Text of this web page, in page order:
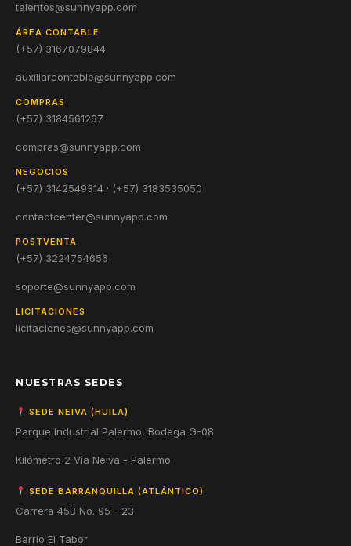
talentos@sunnyapp.com
ÁREA CONTABLE
(+57) 3167079844
auxiliarcontable@sunnyapp.com
COMPRAS
(+57) 3184561267
compras@sunnyapp.com
NEGOCIOS
(+57) 3142549314 · (+57) 3183535050
contactcenter@sunnyapp.com
POSTVENTA
(+57) 3224754656
soporte@sunnyapp.com
LICITACIONES
licitaciones@sunnyapp.com
NUESTRAS SEDES
SEDE NEIVA (HUILA)
Parque Industrial Palermo, Bodega G-08
Kilómetro 2 Vía Neiva - Palermo
SEDE BARRANQUILLA (ATLÁNTICO)
Carrera 45B No. 95 - 23
Barrio El Tabor